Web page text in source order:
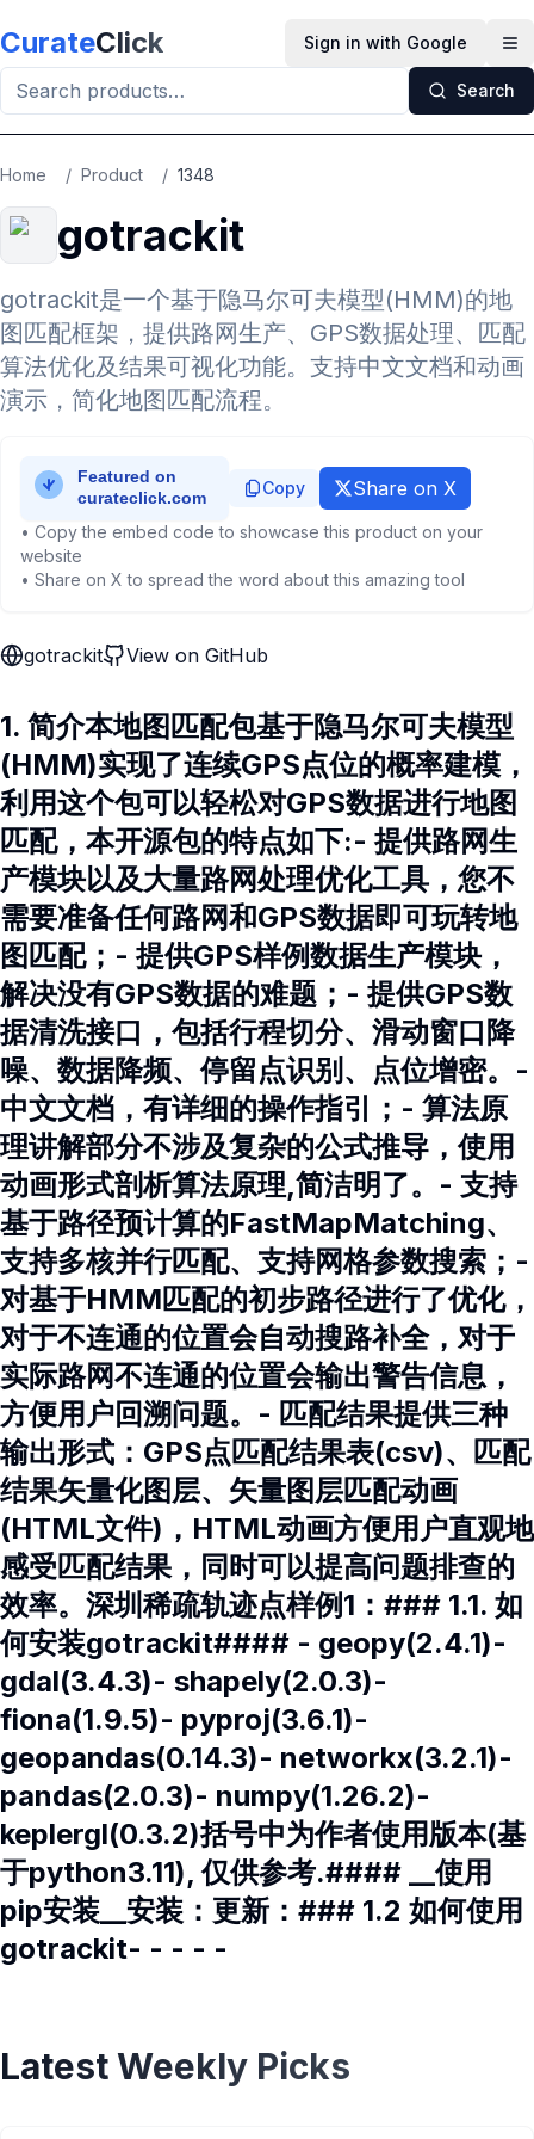
CurateClick Sign in with Google
Search
Home / Product / 1348
gotrackit
gotrackit是一个基于隐马尔可夫模型(HMM)的地
图匹配框架，提供路网生产、GPS数据处理、匹配
算法优化及结果可视化功能。支持中文文档和动画
演示，简化地图匹配流程。
Copy Share on X
• Copy the embed code to showcase this product on your
website
• Share on X to spread the word about this amazing tool
gotrackit View on GitHub
1. 简介本地图匹配包基于隐马尔可夫模型
(HMM)实现了连续GPS点位的概率建模，
利用这个包可以轻松对GPS数据进行地图
匹配，本开源包的特点如下:- 提供路网生
产模块以及大量路网处理优化工具，您不
需要准备任何路网和GPS数据即可玩转地
图匹配；- 提供GPS样例数据生产模块，
解决没有GPS数据的难题；- 提供GPS数
据清洗接口，包括行程切分、滑动窗口降
噪、数据降频、停留点识别、点位增密。-
中文文档，有详细的操作指引；- 算法原
理讲解部分不涉及复杂的公式推导，使用
动画形式剖析算法原理,简洁明了。- 支持
基于路径预计算的FastMapMatching、
支持多核并行匹配、支持网格参数搜索；-
对基于HMM匹配的初步路径进行了优化，
对于不连通的位置会自动搜路补全，对于
实际路网不连通的位置会输出警告信息，
方便用户回溯问题。- 匹配结果提供三种
输出形式：GPS点匹配结果表(csv)、匹配
结果矢量化图层、矢量图层匹配动画
(HTML文件)，HTML动画方便用户直观地
感受匹配结果，同时可以提高问题排查的
效率。深圳稀疏轨迹点样例1：### 1.1. 如
何安装gotrackit#### - geopy(2.4.1)-
gdal(3.4.3)- shapely(2.0.3)-
fiona(1.9.5)- pyproj(3.6.1)-
geopandas(0.14.3)- networkx(3.2.1)-
pandas(2.0.3)- numpy(1.26.2)-
keplergl(0.3.2)括号中为作者使用版本(基
于python3.11), 仅供参考.#### __使用
pip安装__安装：更新：### 1.2 如何使用
gotrackit- - - - -
Latest Weekly Picks